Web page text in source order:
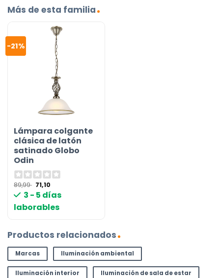
Más de esta familia
-21%
Lámpara colgante
clásica de latón
satinado Globo
Odin
89,99 El
precio
original
89,99 €.
71,10
actual
71,10 €.
3 - 5 días
laborables
Productos relacionados
Marcas Iluminación ambiental
Iluminación interior Iluminación de sala de estar